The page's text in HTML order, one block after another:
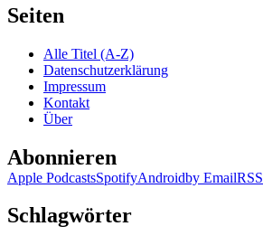
Veit
Heinichen,
Seiten
Alle Titel (A-Z)
Datenschutzerklärung
Impressum
Kontakt
Über
Abonnieren
Apple PodcastsSpotifyAndroidby EmailRSS
Schlagwörter